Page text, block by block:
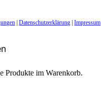
|Datenschutzerklärung |Impressum
Produkte im Warenkorb.